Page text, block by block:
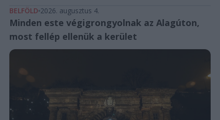
BELFÖLD 2026. augusztus 4.
Minden este végigrongyolnak az Alagúton,
most fellép ellenük a kerület